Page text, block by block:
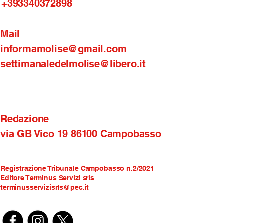
+393340372898
Mail
informamolise@gmail.com
settimanaledelmolise@libero.it
Redazione
via GB Vico 19 86100 Campobasso
Registrazione Tribunale Campobasso n.2/2021
Editore Terminus Servizi srls
terminusservizisrls@pec.it